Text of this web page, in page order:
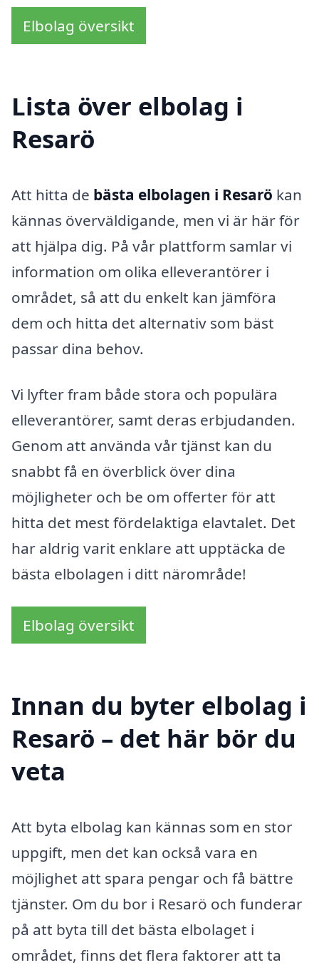
Elbolag översikt
Lista över elbolag i
Resarö
Att hitta de bästa elbolagen i Resarö kan
kännas överväldigande, men vi är här för
att hjälpa dig. På vår plattform samlar vi
information om olika elleverantörer i
området, så att du enkelt kan jämföra
dem och hitta det alternativ som bäst
passar dina behov.
Vi lyfter fram både stora och populära
elleverantörer, samt deras erbjudanden.
Genom att använda vår tjänst kan du
snabbt få en överblick över dina
möjligheter och be om offerter för att
hitta det mest fördelaktiga elavtalet. Det
har aldrig varit enklare att upptäcka de
bästa elbolagen i ditt närområde!
Elbolag översikt
Innan du byter elbolag i
Resarö – det här bör du
veta
Att byta elbolag kan kännas som en stor
uppgift, men det kan också vara en
möjlighet att spara pengar och få bättre
tjänster. Om du bor i Resarö och funderar
på att byta till det bästa elbolaget i
området, finns det flera faktorer att ta